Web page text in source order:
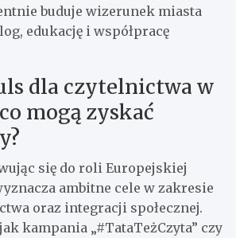
buduje wizerunek miasta
edukację i współpracę
dla czytelnictwa w
mogą zyskać
się do roli Europejskiej
ambitne cele w zakresie
oraz integracji społecznej.
kampania „#TataTeżCzyta” czy